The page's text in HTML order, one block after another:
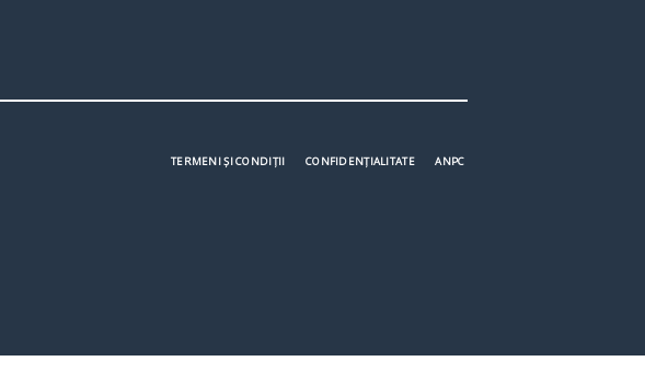
TERMENI ȘI CONDIȚII CONFIDENȚIALITATE ANPC